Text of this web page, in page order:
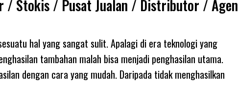
/ Stokis / Pusat Jualan / Distributor / Agen
hal yang sangat sulit. Apalagi di era teknologi yang
tambahan malah bisa menjadi penghasilan utama.
dengan cara yang mudah. Daripada tidak menghasilkan